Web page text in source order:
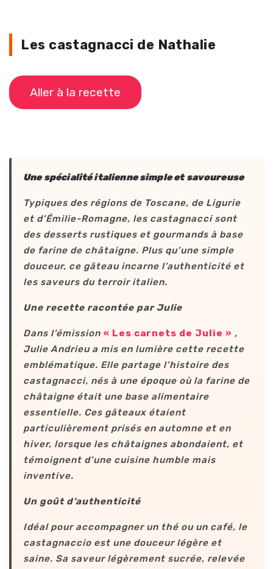
Les castagnacci de Nathalie
Aller à la recette
Une spécialité italienne simple et savoureuse
Typiques des régions de Toscane, de Ligurie
et d’Émilie-Romagne, les castagnacci sont
des desserts rustiques et gourmands à base
de farine de châtaigne. Plus qu’une simple
douceur, ce gâteau incarne l’authenticité et
les saveurs du terroir italien.
Une recette racontée par Julie
Dans l’émission « Les carnets de Julie » ,
Julie Andrieu a mis en lumière cette recette
emblématique. Elle partage l’histoire des
castagnacci, nés à une époque où la farine de
châtaigne était une base alimentaire
essentielle. Ces gâteaux étaient
particulièrement prisés en automne et en
hiver, lorsque les châtaignes abondaient, et
témoignent d’une cuisine humble mais
inventive.
Un goût d’authenticité
Idéal pour accompagner un thé ou un café, le
castagnaccio est une douceur légère et
saine. Sa saveur légèrement sucrée, relevée